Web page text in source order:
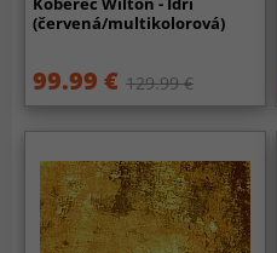
(červená/multikolorová)
99.99 € 129.99 €